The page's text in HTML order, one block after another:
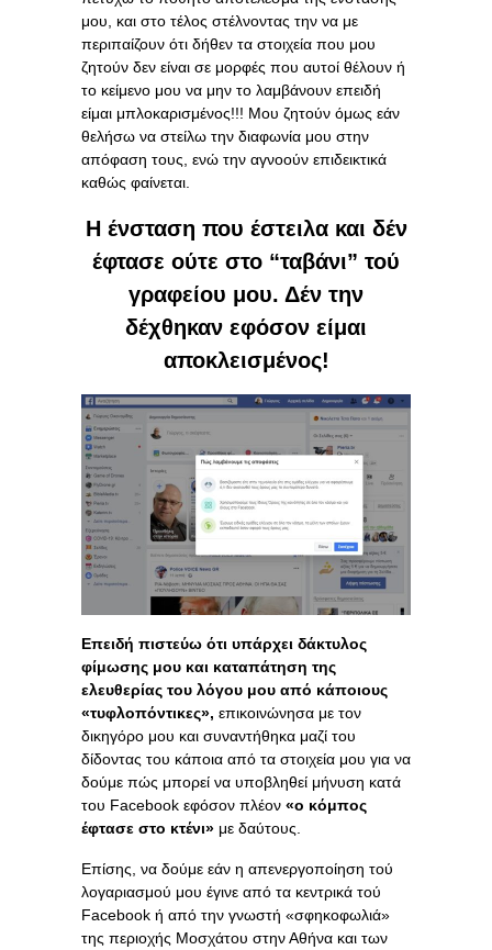
μου, και στο τέλος στέλνοντας την να με
περιπαίζουν ότι δήθεν τα στοιχεία που μου
ζητούν δεν είναι σε μορφές που αυτοί θέλουν ή
το κείμενο μου να μην το λαμβάνουν επειδή
είμαι μπλοκαρισμένος!!! Μου ζητούν όμως εάν
θελήσω να στείλω την διαφωνία μου στην
απόφαση τους, ενώ την αγνοούν επιδεικτικά
καθώς φαίνεται.
Η ένσταση που έστειλα και δέν
έφτασε ούτε στο “ταβάνι” τού
γραφείου μου. Δέν την
δέχθηκαν εφόσον είμαι
αποκλεισμένος!
Επειδή πιστεύω ότι υπάρχει δάκτυλος
φίμωσης μου και καταπάτηση της
ελευθερίας του λόγου μου από κάποιους
«τυφλοπόντικες», επικοινώνησα με τον
δικηγόρο μου και συναντήθηκα μαζί του
δίδοντας του κάποια από τα στοιχεία μου για να
δούμε πώς μπορεί να υποβληθεί μήνυση κατά
του Facebοοk εφόσον πλέον «ο κόμπος
έφτασε στο κτένι» με δαύτους.
Επίσης, να δούμε εάν η απενεργοποίηση τού
λογαριασμού μου έγινε από τα κεντρικά τού
Facebοοk ή από την γνωστή «σφηκοφωλιά»
της περιοχής Μοσχάτου στην Αθήνα και των